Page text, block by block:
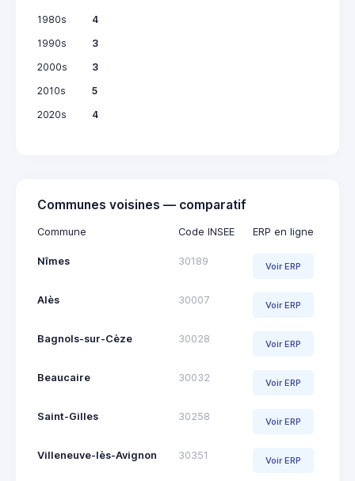
1980s
4
1990s
3
2000s
3
2010s
5
2020s
4
Communes voisines — comparatif
Commune Code INSEE ERP en ligne
Nîmes 30189 Voir ERP
Alès 30007 Voir ERP
Bagnols-sur-Cèze 30028 Voir ERP
Beaucaire 30032 Voir ERP
Saint-Gilles 30258 Voir ERP
Villeneuve-lès-Avignon 30351 Voir ERP